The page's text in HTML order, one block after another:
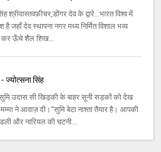
श्रीवास्तवफ़ीचर,डोंगर देव के द्वारे...भारत विश्व में
जहाँ देव स्थापना नगर मध्य निर्मित विशाल भव्य
कर ऊँचे शैल शिख...
- ज्योत्सना सिंह
उदास सी खिड़की के बाहर सूनी सड़कों को देख
मम्मा ने आवाज़ दी।“सुमि बेटा नाश्ता तैयार है। आपकी
और नारियल की चटनी...